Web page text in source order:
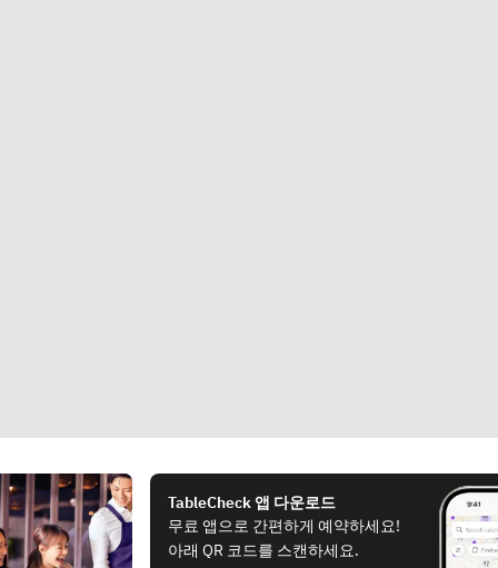
TableCheck 앱 다운로드
무료 앱으로 간편하게 예약하세요!
아래 QR 코드를 스캔하세요.